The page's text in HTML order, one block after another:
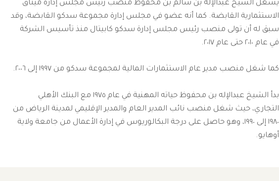
يشغل الشيخ عبدالإله بن سالم بن محفوظ منصب رئيس مجلس إدارة ميثاق
الاستثمارية القابضة. كما أنه عضو في مجلس إدارة مجموعة سدكو القابضة، وقد
سبق له أن تولى منصب رئيس مجلس إدارة سدكو كابيتال منذ تأسيس الشركة
في عام ٢٠١٠ حتى عام ٢٠١٧.
كما شغل منصب مدير عام الاستثمارات المالية لمجموعة سدكو من ١٩٩٧ إلى ٢٠٠٦.
بدأ الشيخ عبدالإله بن محفوظ حياته المهنية في عام ١٩٧٥ مع البنك الأهلي
التجاري، حيث شغل منصب نائب المدير العام والمدير الإقليمي لمدينة الرياض من
١٩٨٠ إلى ١٩٩٠، وهو حاصل على درجة البكالوريوس في إدارة الأعمال من جامعة ولاية
أوهايو.